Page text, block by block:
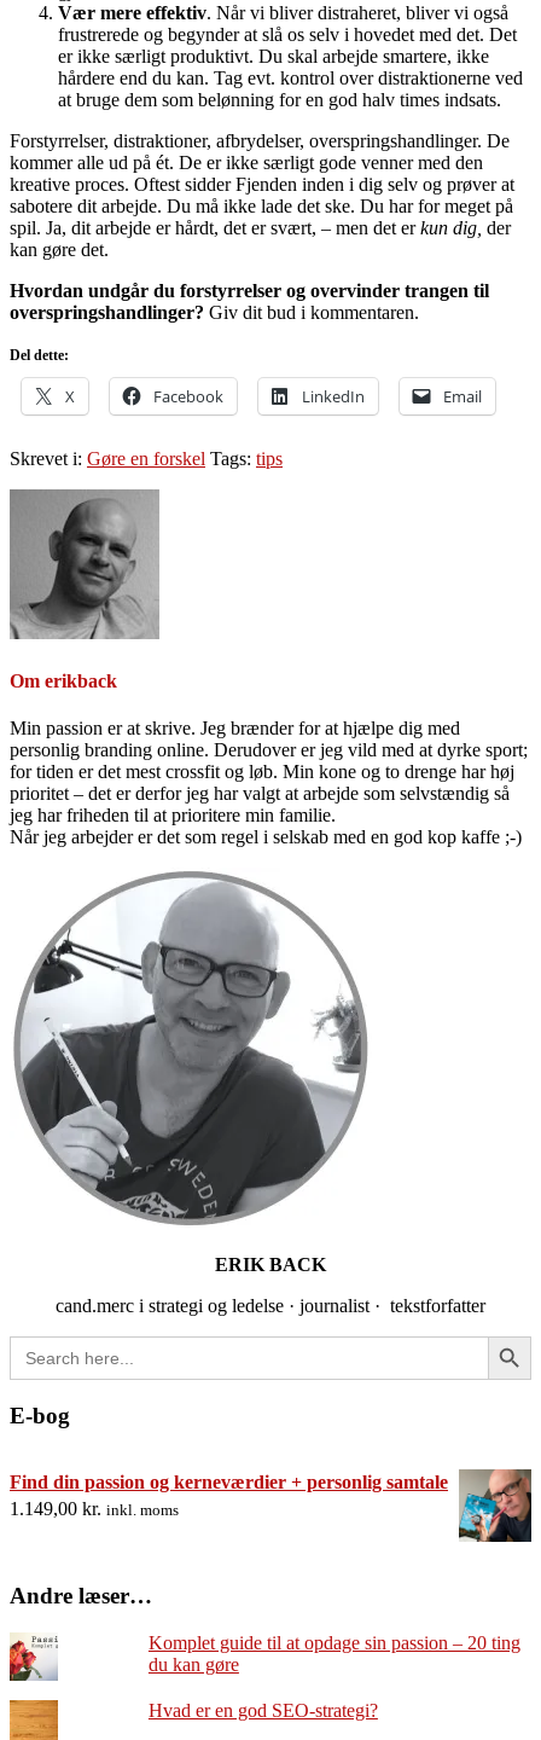
Vær mere effektiv. Når vi bliver distraheret, bliver vi også
frustrerede og begynder at slå os selv i hovedet med det. Det
er ikke særligt produktivt. Du skal arbejde smartere, ikke
hårdere end du kan. Tag evt. kontrol over distraktionerne ved
at bruge dem som belønning for en god halv times indsats.
Forstyrrelser, distraktioner, afbrydelser, overspringshandlinger. De
kommer alle ud på ét. De er ikke særligt gode venner med den
kreative proces. Oftest sidder Fjenden inden i dig selv og prøver at
sabotere dit arbejde. Du må ikke lade det ske. Du har for meget på
spil. Ja, dit arbejde er hårdt, det er svært, – men det erkun dig, der
kan gøre det.
Hvordan undgår du forstyrrelser og overvinder trangen til
overspringshandlinger? Giv dit bud i kommentaren.
Del dette:
X Facebook LinkedIn Email
Skrevet i: Gøre en forskel Tags: tips
Om erikback
Min passion er at skrive. Jeg brænder for at hjælpe dig med
personlig branding online. Derudover er jeg vild med at dyrke sport;
for tiden er det mest crossfit og løb. Min kone og to drenge har høj
prioritet – det er derfor jeg har valgt at arbejde som selvstændig så
jeg har friheden til at prioritere min familie.
Når jeg arbejder er det som regel i selskab med en god kop kaffe ;-)
Sidebar
ERIK BACK
cand.merc i strategi og ledelse · journalist · tekstforfatter
Search
for:
Search Button
E-bog
Find din passion og kerneværdier + personlig samtale
1.149,00 kr. inkl. moms
Andre læser…
Komplet guide til at opdage sin passion – 20 ting
du kan gøre
Hvad er en god SEO-strategi?